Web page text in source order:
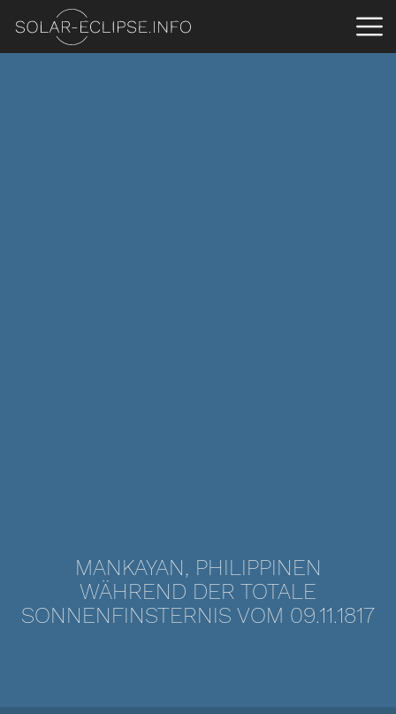
MANKAYAN, PHILIPPINEN
WÄHREND DER TOTALE
SONNENFINSTERNIS VOM 09.11.1817